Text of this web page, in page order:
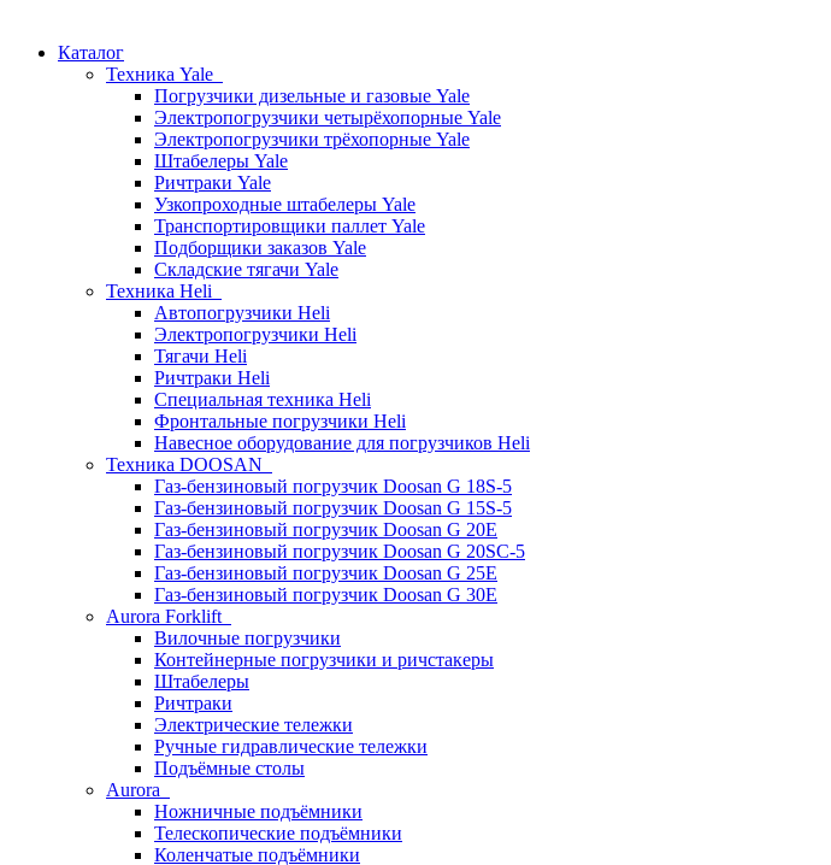
Каталог
Техника Yale
Погрузчики дизельные и газовые Yale
Электропогрузчики четырёхопорные Yale
Электропогрузчики трёхопорные Yale
Штабелеры Yale
Ричтраки Yale
Узкопроходные штабелеры Yale
Транспортировщики паллет Yale
Подборщики заказов Yale
Складские тягачи Yale
Техника Heli
Автопогрузчики Heli
Электропогрузчики Heli
Тягачи Heli
Ричтраки Heli
Специальная техника Heli
Фронтальные погрузчики Heli
Навесное оборудование для погрузчиков Heli
Техника DOOSAN
Газ-бензиновый погрузчик Doosan G 18S-5
Газ-бензиновый погрузчик Doosan G 15S-5
Газ-бензиновый погрузчик Doosan G 20E
Газ-бензиновый погрузчик Doosan G 20SC-5
Газ-бензиновый погрузчик Doosan G 25E
Газ-бензиновый погрузчик Doosan G 30E
Aurora Forklift
Вилочные погрузчики
Контейнерные погрузчики и ричстакеры
Штабелеры
Ричтраки
Электрические тележки
Ручные гидравлические тележки
Подъёмные столы
Aurora
Ножничные подъёмники
Телескопические подъёмники
Коленчатые подъёмники